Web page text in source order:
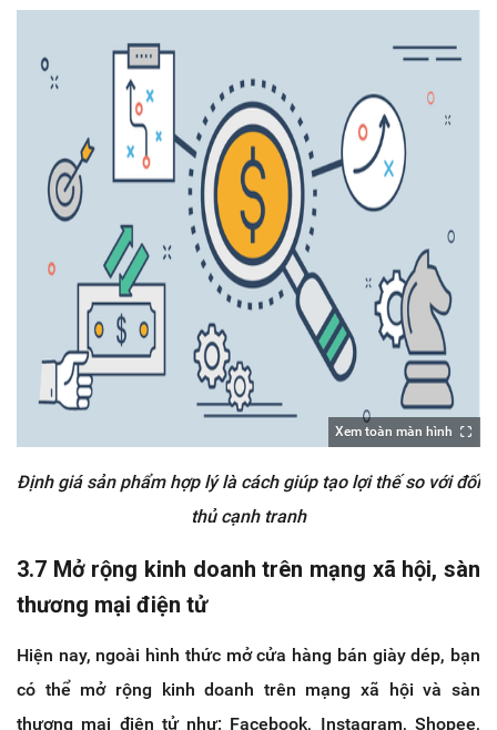
Xem toàn màn hình
Định giá sản phẩm hợp lý là cách giúp tạo lợi thế so với đối
thủ cạnh tranh
3.7 Mở rộng kinh doanh trên mạng xã hội, sàn
thương mại điện tử
Hiện nay, ngoài hình thức mở cửa hàng bán giày dép, bạn
có thể mở rộng kinh doanh trên mạng xã hội và sàn
thương mại điện tử như: Facebook, Instagram, Shopee,